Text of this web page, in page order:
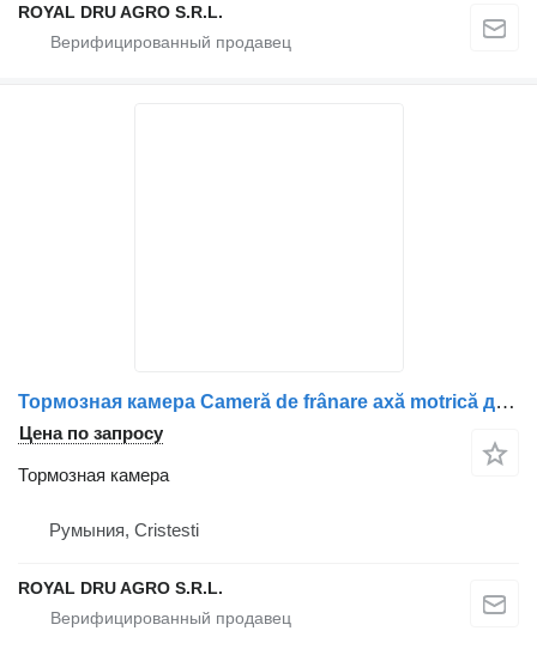
ROYAL DRU AGRO S.R.L.
Тормозная камера Cameră de frânare axă motrică для грузовика Scania 2494058/2378105
Цена по запросу
Тормозная камера
Румыния, Cristesti
ROYAL DRU AGRO S.R.L.